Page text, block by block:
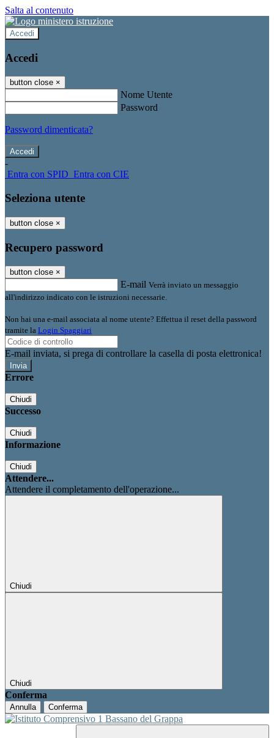
Salta al contenuto
Accedi
Accedi
button close ×
Nome Utente
Password
Password dimenticata?
-
Entra con SPID Entra con CIE
Seleziona utente
button close ×
Recupero password
button close ×
E-mail Verrà inviato un messaggio
all'indirizzo indicato con le istruzioni necessarie.
Non hai una e-mail associata al nome utente? Effettua il reset della password
tramite la Login Spaggiari
E-mail inviata, si prega di controllare la casella di posta elettronica!
Errore
Chiudi
Successo
Chiudi
Informazione
Chiudi
Attendere...
Attendere il completamento dell'operazione...
Chiudi
Chiudi
Conferma
Annulla Conferma